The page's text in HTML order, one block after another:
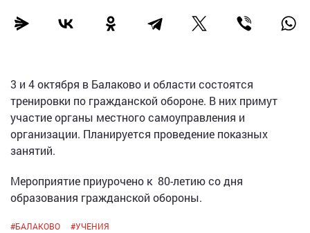
3 и 4 октября в Балаково и области состоятся
тренировки по гражданской обороне. В них примут
участие органы местного самоуправления и
организации. Планируется проведение показных
занятий.
Мероприятие приурочено к 80-летию со дня
образования гражданской обороны.
#БАЛАКОВО #УЧЕНИЯ